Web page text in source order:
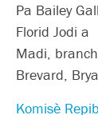
Pa Bailey
Florid Jodi a
Madi,
Brevard,
Komisè